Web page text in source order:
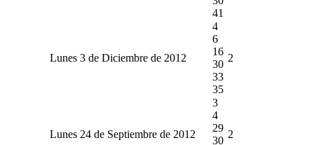
41
Lunes 3 de Diciembre de 2012
4
6
16
30
33
35
2
Lunes 24 de Septiembre de 2012
3
4
29
30
2